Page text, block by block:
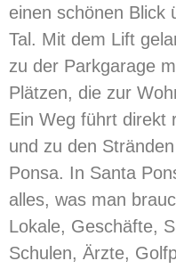
einen schönen Blick
Tal. Mit dem Lift
zu der Parkgarage
Plätzen, die zur
Ein Weg führt direkt
und zu den
Ponsa. In Santa
alles, was man
Lokale, Geschäfte,
Schulen, Ärzte,